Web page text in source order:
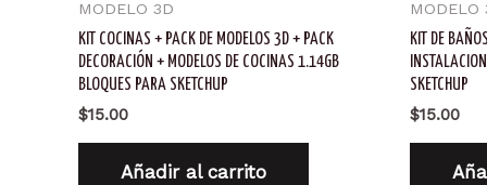
MODELO 3D
KIT COCINAS + PACK DE MODELOS 3D + PACK
DECORACIÓN + MODELOS DE COCINAS 1.14GB
BLOQUES PARA SKETCHUP
$15.00
Añadir al carrito
MODELO
KIT DE
SKETCHUP
$15.00